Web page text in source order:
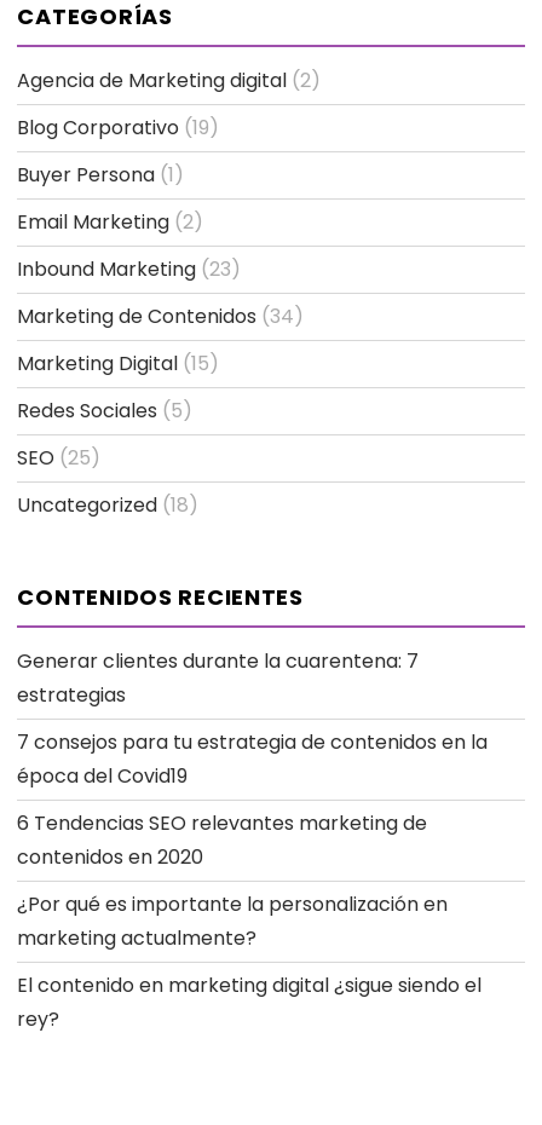
CATEGORÍAS
Agencia de Marketing digital (2)
Blog Corporativo (19)
Buyer Persona (1)
Email Marketing (2)
Inbound Marketing (23)
Marketing de Contenidos (34)
Marketing Digital (15)
Redes Sociales (5)
SEO (25)
Uncategorized (18)
CONTENIDOS RECIENTES
Generar clientes durante la cuarentena: 7
estrategias
7 consejos para tu estrategia de contenidos en la
época del Covid19
6 Tendencias SEO relevantes marketing de
contenidos en 2020
¿Por qué es importante la personalización en
marketing actualmente?
El contenido en marketing digital ¿sigue siendo el
rey?